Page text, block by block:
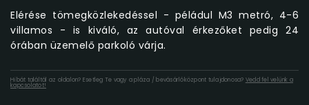
Elérése tömegközlekedéssel - péládul M3 metró, 4-6
villamos - is kiváló, az autóval érkezőket pedig 24
órában üzemelő parkoló várja.
Hibát találtál az oldalon? Esetleg Te vagy a pláza / bevásárlóközpont tulajdonosa? Vedd fel velünk a
kapcsolatot!